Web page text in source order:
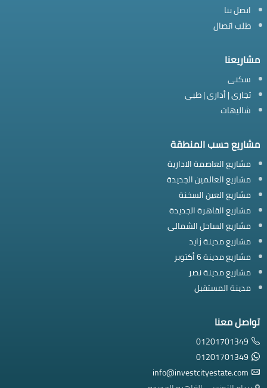
اتصل بنا
طلب اتصال
مشاريعنا
سكنى
تجارى | أدارى | طبى
شاليهات
مشاريع حسب المنطقة
مشاريع العاصمة الادارية
مشاريع العالمين الجديدة
مشاريع العين السخنة
مشاريع القاهرة الجديدة
مشاريع الساحل الشمالى
مشاريع مدينة زايد
مشاريع مدينة 6 أكتوبر
مشاريع مدينة نصر
مدينة المستقبل
تواصل معنا
01201701349
01201701349
info@investcityestate.com